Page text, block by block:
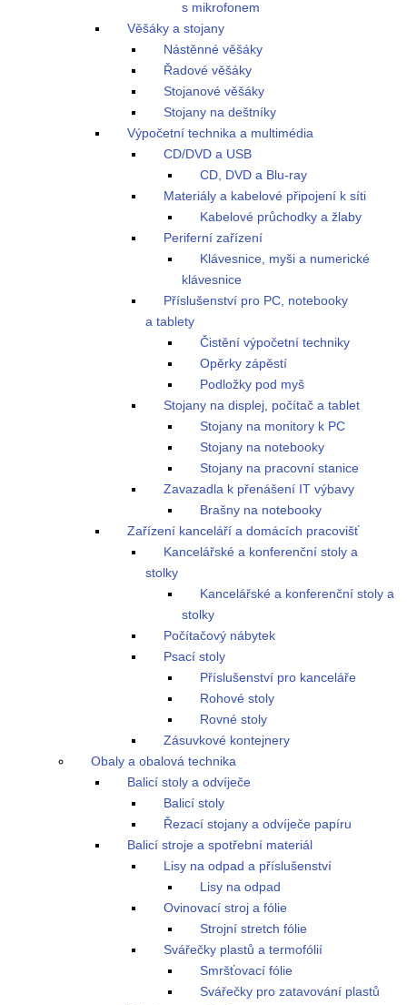
s mikrofonem
Věšáky a stojany
Nástěnné věšáky
Řadové věšáky
Stojanové věšáky
Stojany na deštníky
Výpočetní technika a multimédia
CD/DVD a USB
CD, DVD a Blu-ray
Materiály a kabelové připojení k síti
Kabelové průchodky a žlaby
Periferní zařízení
Klávesnice, myši a numerické
klávesnice
Příslušenství pro PC, notebooky
a tablety
Čistění výpočetní techniky
Opěrky zápěstí
Podložky pod myš
Stojany na displej, počítač a tablet
Stojany na monitory k PC
Stojany na notebooky
Stojany na pracovní stanice
Zavazadla k přenášení IT výbavy
Brašny na notebooky
Zařízení kanceláří a domácích pracovišť
Kancelářské a konferenční stoly a
stolky
Kancelářské a konferenční stoly a
stolky
Počítačový nábytek
Psací stoly
Příslušenství pro kanceláře
Rohové stoly
Rovné stoly
Zásuvkové kontejnery
Obaly a obalová technika
Balicí stoly a odvíječe
Balicí stoly
Řezací stojany a odvíječe papíru
Balicí stroje a spotřební materiál
Lisy na odpad a příslušenství
Lisy na odpad
Ovinovací stroj a fólie
Strojní stretch fólie
Svářečky plastů a termofólií
Smršťovací fólie
Svářečky pro zatavování plastů